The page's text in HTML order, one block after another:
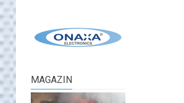
MAGAZIN